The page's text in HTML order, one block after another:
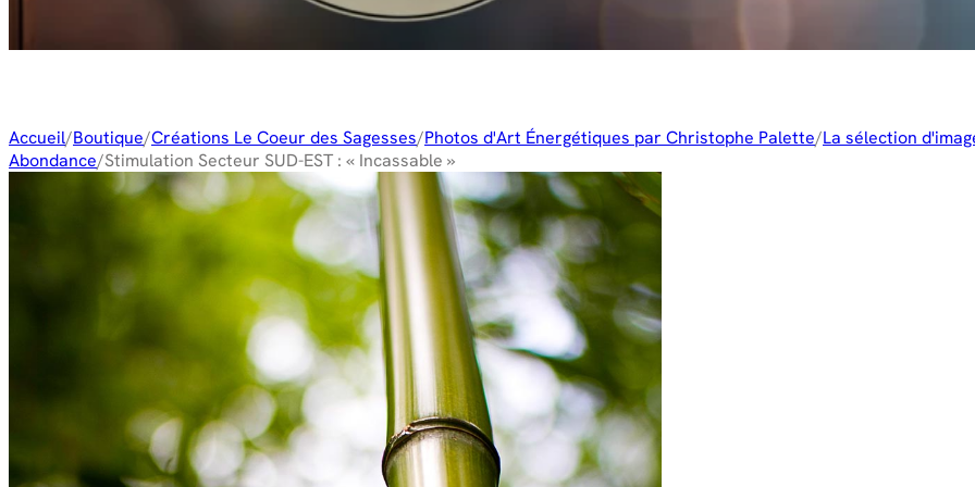
Accueil/Boutique/Créations Le Coeur des Sagesses/Photos d'Art Énergétiques par Christophe Palette/La sélection
Abondance/Stimulation Secteur SUD-EST : « Incassable »